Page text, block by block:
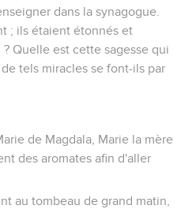
dans la synagogue.
; ils étaient étonnés et
Quelle est cette sagesse qui
tels miracles se font-ils par
de Magdala, Marie la mère
des aromates afin d'aller
au tombeau de grand matin,